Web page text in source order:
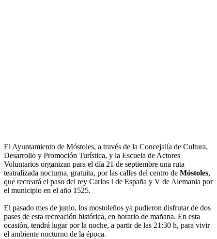
El Ayuntamiento de Móstoles, a través de la Concejalía de Cultura,
Desarrollo y Promoción Turística, y la Escuela de Actores
Voluntarios organizan para el día 21 de septiembre una ruta
teatralizada nocturna, gratuita, por las calles del centro de Móstoles,
que recreará el paso del rey Carlos I de España y V de Alemania por
el municipio en el año 1525.
El pasado mes de junio, los mostoleños ya pudieron disfrutar de dos
pases de esta recreación histórica, en horario de mañana. En esta
ocasión, tendrá lugar por la noche, a partir de las 21:30 h, para vivir
el ambiente nocturno de la época.